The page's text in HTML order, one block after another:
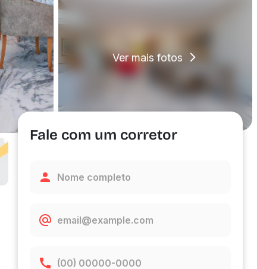
Ver mais fotos
Fale com um corretor